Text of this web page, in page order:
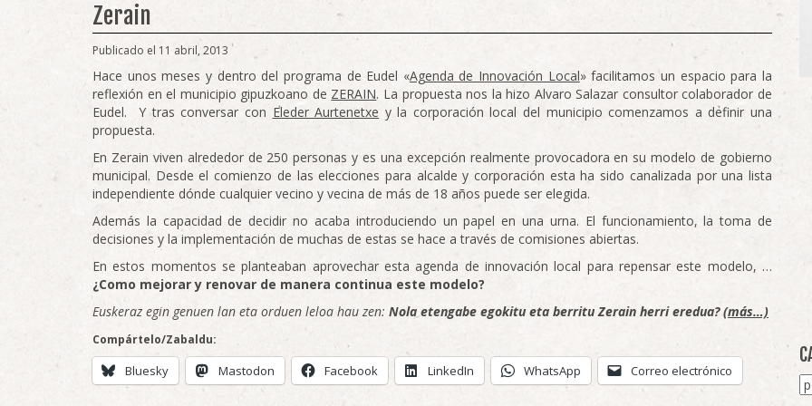
Zerain
Publicado el 11 abril, 2013
Hace unos meses y dentro del programa de Eudel «Agenda de Innovación Local» facilitamos un espacio para la
reflexión en el municipio gipuzkoano de ZERAIN. La propuesta nos la hizo Alvaro Salazar consultor colaborador de
Eudel. Y tras conversar con Eleder Aurtenetxe y la corporación local del municipio comenzamos a definir una
propuesta.
En Zerain viven alrededor de 250 personas y es una excepción realmente provocadora en su modelo de gobierno
municipal. Desde el comienzo de las elecciones para alcalde y corporación esta ha sido canalizada por una lista
independiente dónde cualquier vecino y vecina de más de 18 años puede ser elegida.
Además la capacidad de decidir no acaba introduciendo un papel en una urna. El funcionamiento, la toma de
decisiones y la implementación de muchas de estas se hace a través de comisiones abiertas.
En estos momentos se planteaban aprovechar esta agenda de innovación local para repensar este modelo, …
¿Como mejorar y renovar de manera continua este modelo?
Euskeraz egin genuen lan eta orduen leloa hau zen: Nola etengabe egokitu eta berritu Zerain herri eredua?(más…)
Compártelo/Zabaldu:
Bluesky Mastodon Facebook LinkedIn WhatsApp Correo electrónico